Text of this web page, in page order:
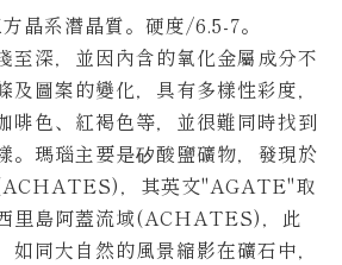
晶系潛晶質。硬度/6.5-7。
至深，並因內含的氧化金屬成分不
及圖案的變化，具有多樣性彩度，
啡色、紅褐色等，並很難同時找到
瑪瑙主要是矽酸鹽礦物，發現於
，其英文"AGATE"取
里島阿蓋流域(ACHATES)，此
如同大自然的風景縮影在礦石中，